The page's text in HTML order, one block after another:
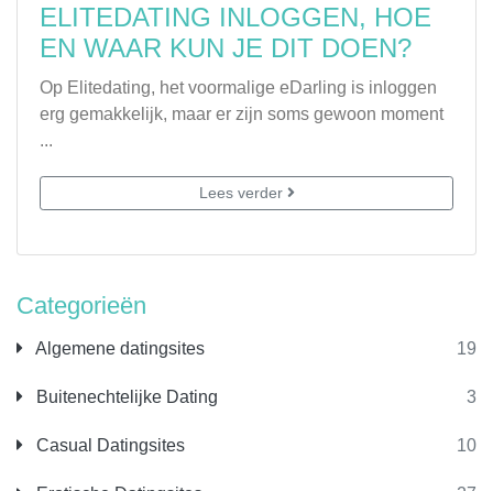
Categorieën
Algemene datingsites 19
Buitenechtelijke Dating 3
Casual Datingsites 10
ELITEDATING INLOGGEN, HOE
EN WAAR KUN JE DIT DOEN?
Op Elitedating, het voormalige eDarling is inloggen
erg gemakkelijk, maar er zijn soms gewoon moment
...
Lees verder